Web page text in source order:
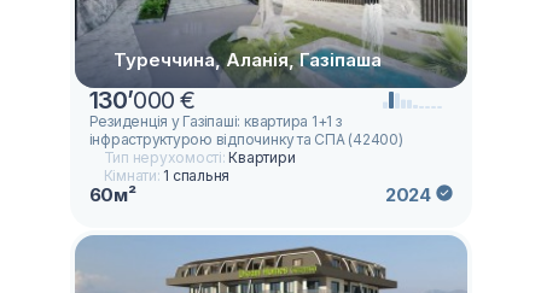
Туреччина, Аланія, Газіпаша
130’000 €
Резиденція у Газіпаші: квартира 1+1 з
інфраструктурою відпочинку та СПА (42400)
Тип нерухомості:Квартири
Кімнати: 1 спальня
60м² 2024